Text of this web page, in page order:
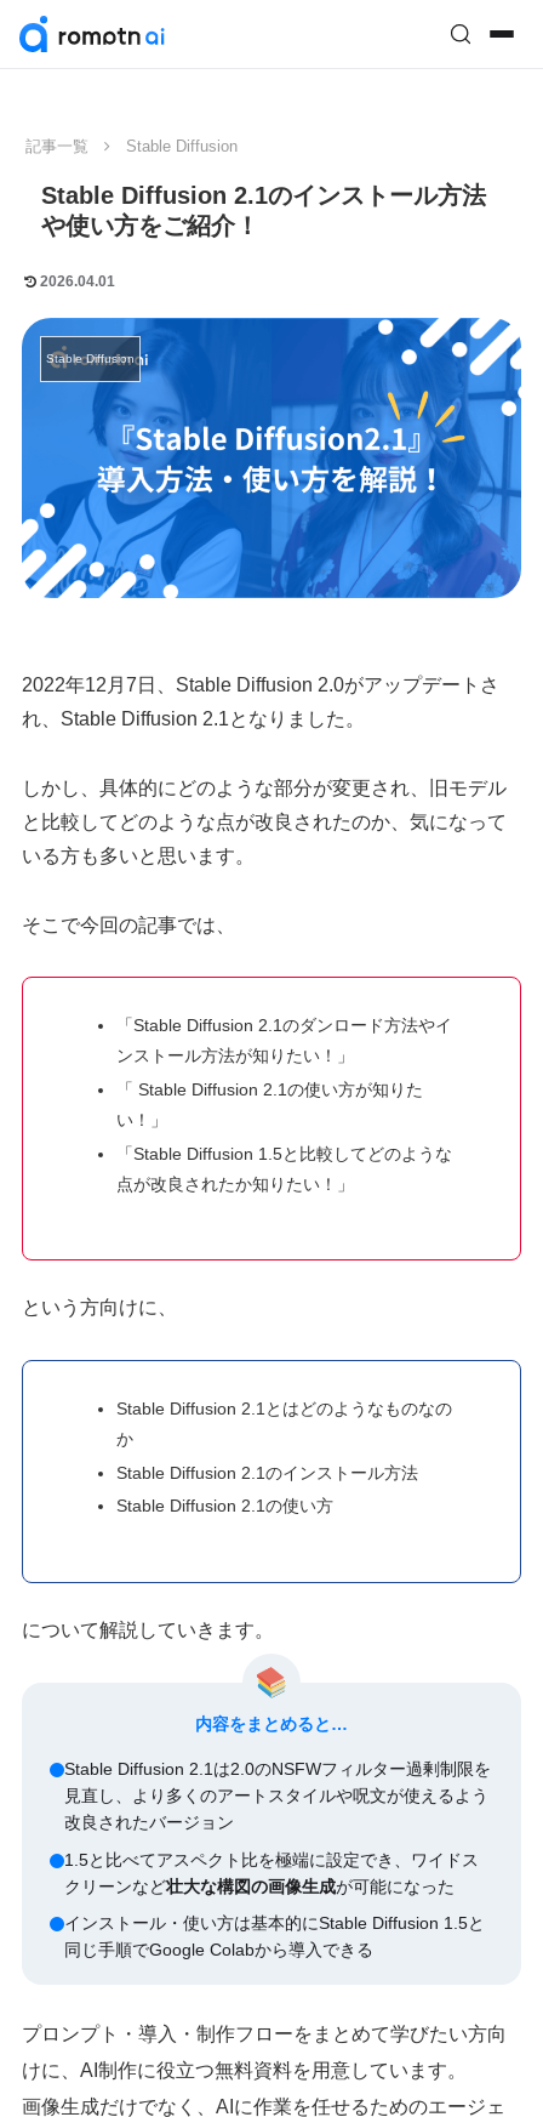
記事一覧 Stable Diffusion
Stable Diffusion 2.1のインストール方法
や使い方をご紹介！
2026.04.01
Stable Diffusion
2022年12月7日、Stable Diffusion 2.0がアップデートさ
れ、Stable Diffusion 2.1となりました。
しかし、具体的にどのような部分が変更され、旧モデル
と比較してどのような点が改良されたのか、気になって
いる方も多いと思います。
そこで今回の記事では、
「Stable Diffusion 2.1のダンロード方法やイ
ンストール方法が知りたい！」
「 Stable Diffusion 2.1の使い方が知りた
い！」
「Stable Diffusion 1.5と比較してどのような
点が改良されたか知りたい！」
という方向けに、
Stable Diffusion 2.1とはどのようなものなの
か
Stable Diffusion 2.1のインストール方法
Stable Diffusion 2.1の使い方
について解説していきます。
内容をまとめると…
Stable Diffusion 2.1は2.0のNSFWフィルター過剰制限を
見直し、より多くのアートスタイルや呪文が使えるよう
改良されたバージョン
1.5と比べてアスペクト比を極端に設定でき、ワイドス
クリーンなど壮大な構図の画像生成が可能になった
インストール・使い方は基本的にStable Diffusion 1.5と
同じ手順でGoogle Colabから導入できる
プロンプト・導入・制作フローをまとめて学びたい方向
けに、AI制作に役立つ無料資料を用意しています。
画像生成だけでなく、AIに作業を任せるためのエージェ